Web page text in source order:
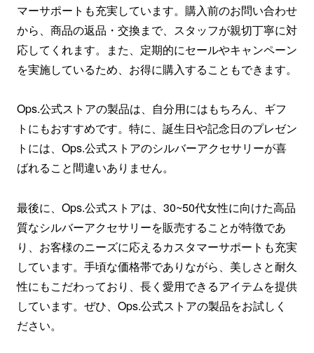
マーサポートも充実しています。購入前のお問い合わせ
から、商品の返品・交換まで、スタッフが親切丁寧に対
応してくれます。また、定期的にセールやキャンペーン
を実施しているため、お得に購入することもできます。
Ops.公式ストアの製品は、自分用にはもちろん、ギフ
トにもおすすめです。特に、誕生日や記念日のプレゼン
トには、Ops.公式ストアのシルバーアクセサリーが喜
ばれること間違いありません。
最後に、Ops.公式ストアは、30~50代女性に向けた高品
質なシルバーアクセサリーを販売することが特徴であ
り、お客様のニーズに応えるカスタマーサポートも充実
しています。手頃な価格帯でありながら、美しさと耐久
性にもこだわっており、長く愛用できるアイテムを提供
しています。ぜひ、Ops.公式ストアの製品をお試しく
ださい。